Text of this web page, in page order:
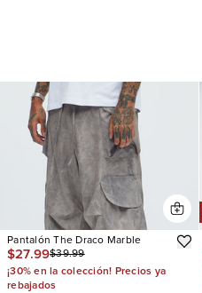
Pantalón The Draco Marble
$27.99$39.99
¡30% en la colección! Precios ya
rebajados